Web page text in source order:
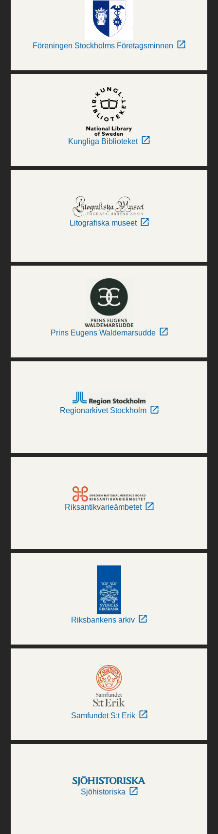
Föreningen Stockholms Företagsminnen
Kungliga Biblioteket
Litografiska museet
Prins Eugens Waldemarsudde
Regionarkivet Stockholm
Riksantikvarieämbetet
Riksbankens arkiv
Samfundet S:t Erik
Sjöhistoriska